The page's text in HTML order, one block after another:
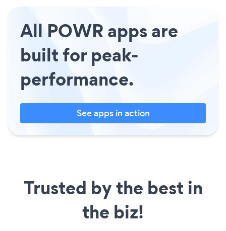
All POWR apps are
built for peak-
performance.
See apps in action
Trusted by the best in
the biz!